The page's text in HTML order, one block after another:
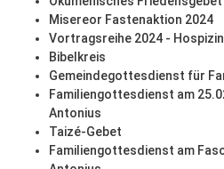
Misereor Fastenaktion 2024
Vortragsreihe 2024 -
Bibelkreis
Gemeindegottesdienst für
Familiengottesdienst am
Antonius
Taizé-Gebet
Familiengottesdienst am